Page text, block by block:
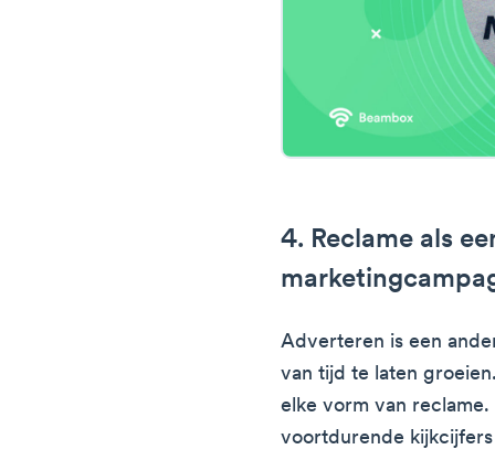
4. Reclame als
Adverteren is een
van tijd te laten
elke vorm van
voortdurende